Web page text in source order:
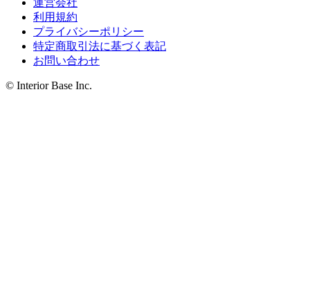
運営会社
利用規約
プライバシーポリシー
特定商取引法に基づく表記
お問い合わせ
© Interior Base Inc.